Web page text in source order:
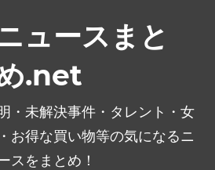
ュースまと
.net
・未解決事件・タレント・女
お得な買い物等の気になるニ
スをまとめ！